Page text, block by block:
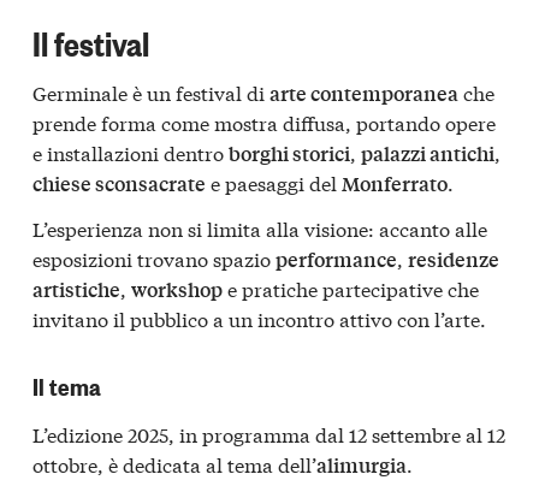
Il festival
Germinale è un festival di arte contemporaneache
prende forma come mostra diffusa, portando opere
e installazioni dentroborghi storici, palazzi antichi,
chiese sconsacrate e paesaggi del Monferrato.
L’esperienza non si limita alla visione: accanto alle
esposizioni trovano spazioperformance, residenze
artistiche, workshope pratiche partecipative che
invitano il pubblico a un incontro attivo con l’arte.
Il tema
L’edizione 2025, in programma dal 12 settembre al 12
ottobre, è dedicata al tema dell’alimurgia.